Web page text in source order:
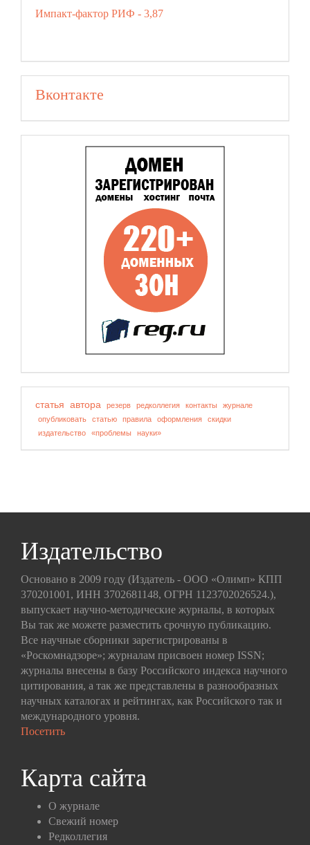
Импакт-фактор РИФ - 3,87
Вконтакте
статья автора резерв редколлегия контакты
журнале
опубликовать
статью правила оформления
скидки
издательство
«проблемы науки»
Издательство
Основано в 2009 году (Издатель - ООО «Олимп» КПП
370201001, ИНН 3702681148, ОГРН 1123702026524.),
выпускает научно-методические журналы, в которых
Вы так же можете разместить срочную публикацию.
Все научные сборники зарегистрированы в
«Роскомнадзоре»; журналам присвоен номер ISSN;
журналы внесены в базу Российского индекса научного
цитирования, а так же представлены в разнообразных
научных каталогах и рейтингах, как Российского так и
международного уровня.
Посетить
Карта сайта
О журнале
Свежий номер
Редколлегия